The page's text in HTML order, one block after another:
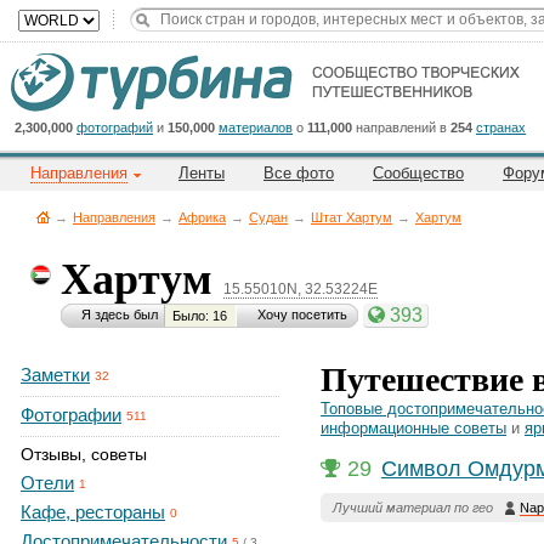
2,300,000 фотографий и 150,000 материалов о 111,000 направлений в 254 странах
Направления Ленты Все фото Сообщество
→ Направления → Африка → Судан → Штат Хартум → Хартум
Хартум 15.55010N, 32.53224E
Я здесь был Было: 16 Хочу посетить 393
Заметки 32
Фотографии 511
Отзывы, советы
Отели 1
Кафе, рестораны 0
Путешествие
Топовые
информационные советы и
29 Сим­во­л
Лучший материал по гео
Cейчас
на
сайте:
Title
Button